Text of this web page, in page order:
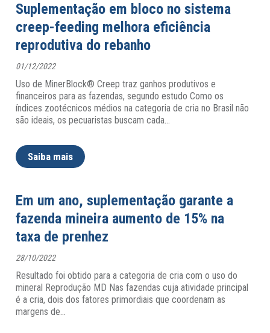
Suplementação em bloco no sistema
creep-feeding melhora eficiência
reprodutiva do rebanho
01/12/2022
Uso de MinerBlock® Creep traz ganhos produtivos e
financeiros para as fazendas, segundo estudo Como os
índices zootécnicos médios na categoria de cria no Brasil não
são ideais, os pecuaristas buscam cada…
Saiba mais
Em um ano, suplementação garante a
fazenda mineira aumento de 15% na
taxa de prenhez
28/10/2022
Resultado foi obtido para a categoria de cria com o uso do
mineral Reprodução MD Nas fazendas cuja atividade principal
é a cria, dois dos fatores primordiais que coordenam as
margens de…